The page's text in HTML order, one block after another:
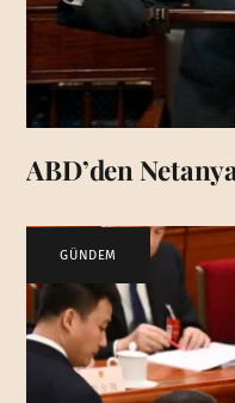
ABD’den
GÜNDEM